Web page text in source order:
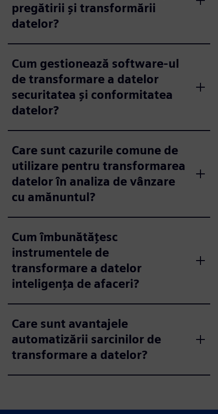
pregătirii și transformării
datelor?
Cum gestionează software-ul
de transformare a datelor
securitatea și conformitatea
datelor?
Care sunt cazurile comune de
utilizare pentru transformarea
datelor în analiza de vânzare
cu amănuntul?
Cum îmbunătățesc
instrumentele de
transformare a datelor
inteligența de afaceri?
Care sunt avantajele
automatizării sarcinilor de
transformare a datelor?